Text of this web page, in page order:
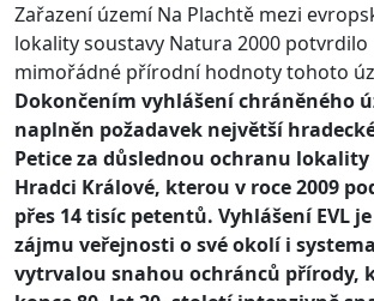
Zařazení území Na Plachtě mezi
lokality soustavy Natura 2000 potvrdilo
mimořádné přírodní hodnoty tohoto
Dokončením vyhlášení chráněného
naplněn požadavek největší
Petice za důslednou ochranu lokality
Hradci Králové, kterou v roce 2009
přes 14 tisíc petentů. Vyhlášení EVL
zájmu veřejnosti o své okolí i
vytrvalou snahou ochránců přírody,